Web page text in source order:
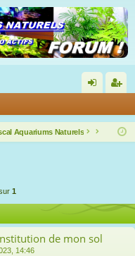
ne nr
r
Aquariums Naturels
1
de mon sol
14:46